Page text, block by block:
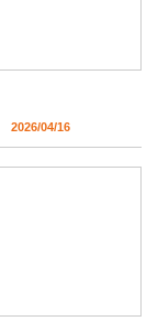
2026/04/16